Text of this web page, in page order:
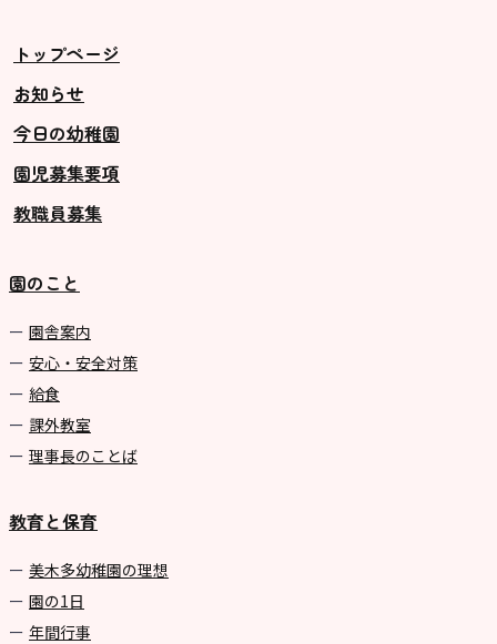
トップページ
お知らせ
今日の幼稚園
園児募集要項
教職員募集
園のこと
園舎案内
安心・安全対策
給食
課外教室
理事長のことば
教育と保育
美⽊多幼稚園の理想
園の1⽇
年間⾏事